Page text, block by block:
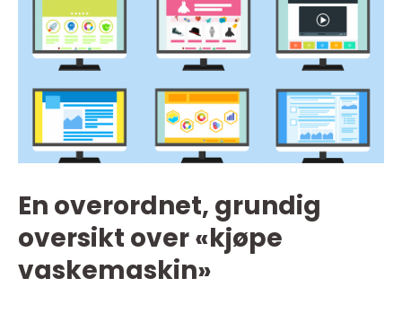
En overordnet, grundig
oversikt over «kjøpe
vaskemaskin»